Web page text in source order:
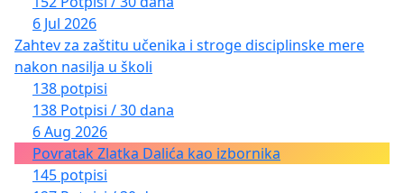
6 Jul 2026
Zahtev za zaštitu učenika i stroge disciplinske mere
nakon nasilja u školi
138 potpisi
138 Potpisi / 30 dana
6 Aug 2026
Povratak Zlatka Dalića kao izbornika
145 potpisi